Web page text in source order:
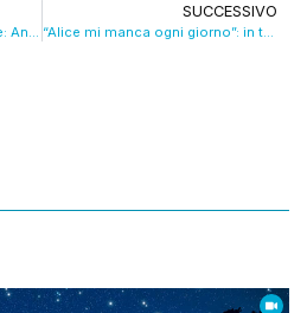
Dieta e sport contro il diabete: Andrea vince a colpi di karate.
SUCCESSIVO
“Alice mi manca ogni giorno”: in tribunale a Modena il racconto di mamma Patrizia.